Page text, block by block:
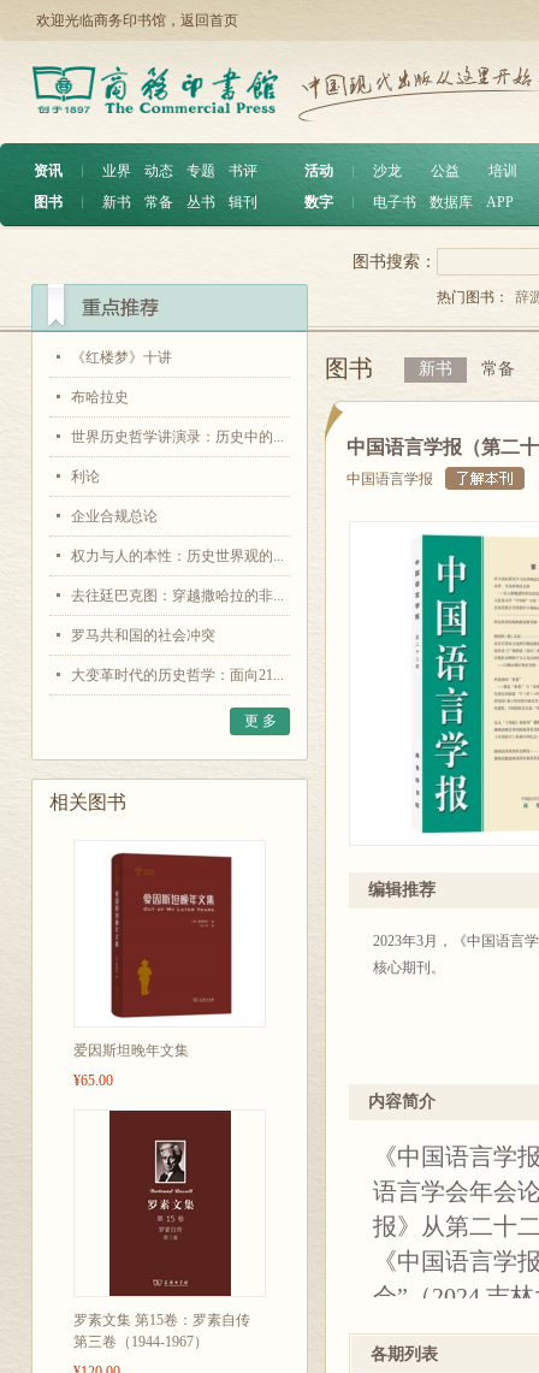
欢迎光临商务印书馆， 返回首页
资讯 ︱ 业界 动态 专题
书评
图书
︱ 新书 常备 丛书 辑刊
活动 沙龙 公益
培训
数字
电子书 数据库 APP
《红楼梦》十讲
布哈拉史
世界历史哲学讲演录：历史中的...
利论
企业合规总论
权力与人的本性：历史世界观的...
去往廷巴克图：穿越撒哈拉的非...
罗马共和国的社会冲突
大变革时代的历史哲学：面向21...
更 多
相关图书
爱因斯坦晚年文集
¥65.00
罗素文集 第15卷：罗素自传
第三卷（1944-1967）
图书搜索：
热门图书： 辞
图书 新书 常备
中国语言学报（第二
中国语言学报
编辑推荐
2023年3月，《中国语言
核心期刊。
内容简介
《中国语言学
语言学会年会
报》从第二十
《中国语言学
会”（2024 吉
稿。《中国语
究领域的常务
各期列表